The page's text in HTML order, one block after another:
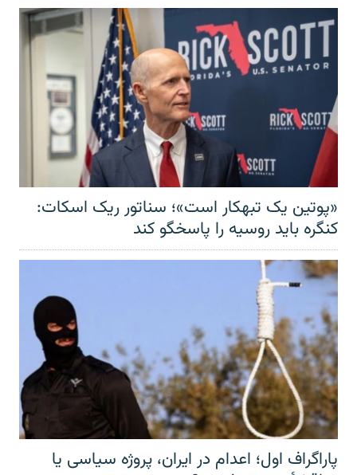
«پوتین یک تبهکار است»؛ سناتور ریک اسکات:
کنگره باید روسیه را پاسخگو کند
پاراگراف اول؛ اعدام در ایران، پروژه سیاسی یا